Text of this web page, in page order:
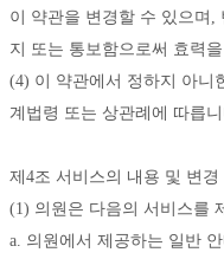
이 약관을 변경할 수 있으며,
지 또는 통보함으로써 효력
(4) 이 약관에서 정하지 아니
계법령 또는 상관례에 따릅니
제4조 서비스의 내용 및 변경
(1) 의원은 다음의 서비스를
a. 의원에서 제공하는 일반